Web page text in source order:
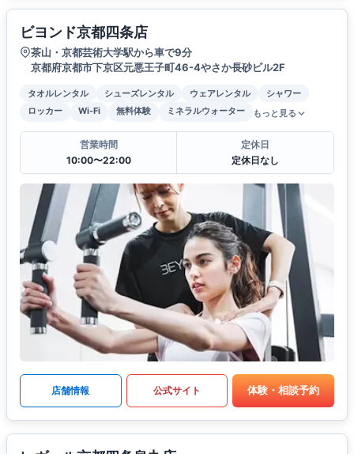
ビヨンド京都四条店
茶山・京都芸術大学駅から車で9分
京都府京都市下京区元悪王子町46-4やさか長砂ビル2F
タオルレンタル シューズレンタル ウェアレンタル
シャワー
ロッカー
Wi-Fi 無料体験 ミネラルウォーター もっと見る
営業時間
10:00〜22:00
定休日
定休日なし
店舗情報 公式サイト 体験・相談予約